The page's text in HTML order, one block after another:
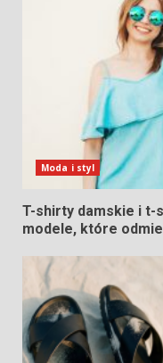
Moda i styl
T-shirty damskie i t-
modele, które